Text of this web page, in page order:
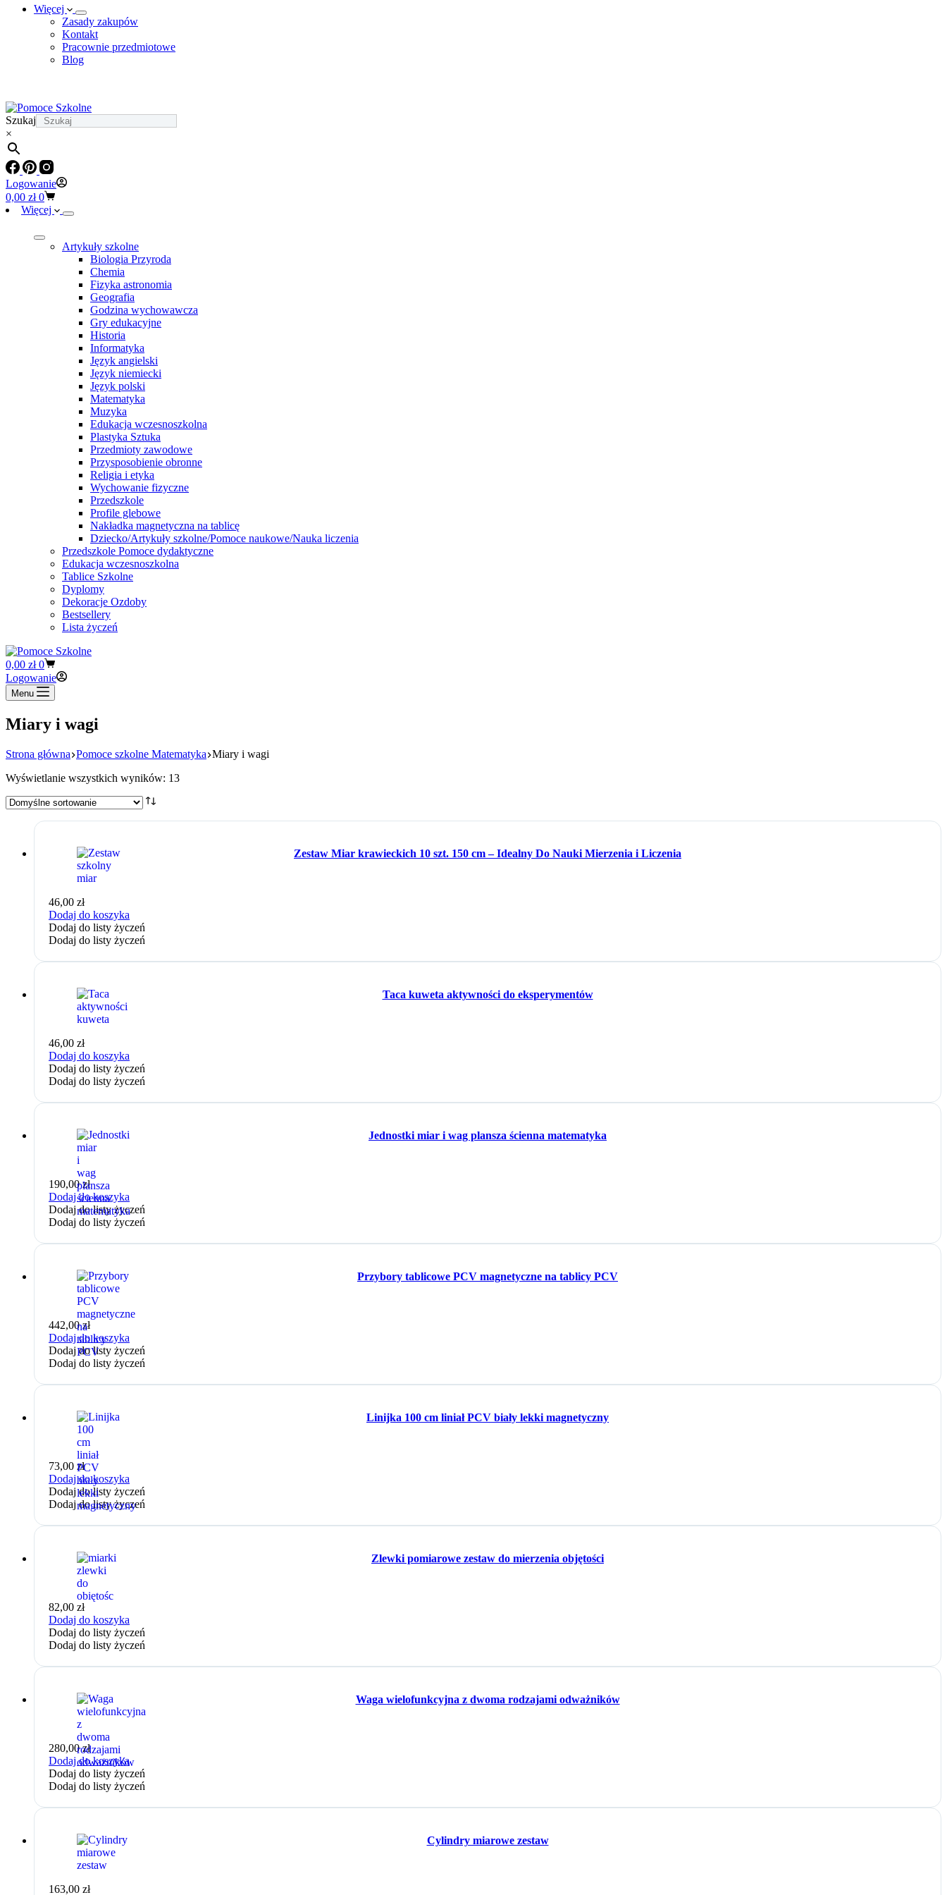
Więcej
Zasady zakupów
Kontakt
Pracownie przedmiotowe
Blog
Szukaj
×
Logowanie
Koszyk
0,00 zł 0
Więcej
Artykuły szkolne
Biologia Przyroda
Chemia
Fizyka astronomia
Geografia
Godzina wychowawcza
Gry edukacyjne
Historia
Informatyka
Język angielski
Język niemiecki
Język polski
Matematyka
Muzyka
Edukacja wczesnoszkolna
Plastyka Sztuka
Przedmioty zawodowe
Przysposobienie obronne
Religia i etyka
Wychowanie fizyczne
Przedszkole
Profile glebowe
Nakładka magnetyczna na tablicę
Dziecko/Artykuły szkolne/Pomoce naukowe/Nauka liczenia
Przedszkole Pomoce dydaktyczne
Edukacja wczesnoszkolna
Tablice Szkolne
Dyplomy
Dekoracje Ozdoby
Bestsellery
Lista życzeń
Koszyk
0,00 zł 0
Logowanie
Menu
Miary i wagi
Strona główna Pomoce szkolne Matematyka Miary i wagi
Wyświetlanie wszystkich wyników: 13
Zestaw Miar krawieckich 10 szt. 150 cm – Idealny Do Nauki Mierzenia i Liczenia
46,00 zł
Dodaj do koszyka
Dodaj do listy życzeń
Dodaj do listy życzeń
Taca kuweta aktywności do eksperymentów
46,00 zł
Dodaj do koszyka
Dodaj do listy życzeń
Dodaj do listy życzeń
Jednostki miar i wag plansza ścienna matematyka
190,00zł
Dodaj do koszyka
Dodaj do listy życzeń
Dodaj do listy życzeń
Przybory tablicowe PCV magnetyczne na tablicy PCV
442,00zł
Dodaj do koszyka
Dodaj do listy życzeń
Dodaj do listy życzeń
Linijka 100 cm liniał PCV biały lekki magnetyczny
73,00 zł
Dodaj do koszyka
Dodaj do listy życzeń
Dodaj do listy życzeń
Zlewki pomiarowe zestaw do mierzenia objętości
82,00 zł
Dodaj do koszyka
Dodaj do listy życzeń
Dodaj do listy życzeń
Waga wielofunkcyjna z dwoma rodzajami odważników
280,00zł
Dodaj do koszyka
Dodaj do listy życzeń
Dodaj do listy życzeń
Cylindry miarowe zestaw
163,00 zł